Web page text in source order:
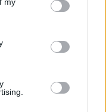
third-party tags to
in below Google
alapítójaként
szólóelőadóként
színes lenyomatai
Ilyen a tavaly
új lemeze is,
pillanatokkal.